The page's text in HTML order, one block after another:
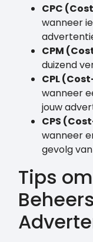
CPC
wanneer
CPM
duizend
CPL
wanneer
jouw
CPS
wanneer
gevolg
Tips